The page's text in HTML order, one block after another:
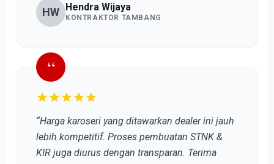
HW Hendra Wijaya
KONTRAKTOR TAMBANG
“
“Harga karoseri yang ditawarkan dealer ini jauh
lebih kompetitif. Proses pembuatan STNK &
KIR juga diurus dengan transparan. Terima